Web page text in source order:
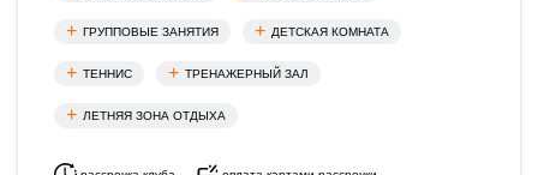
ГРУППОВЫЕ ЗАНЯТИЯ ДЕТСКАЯ КОМНАТА
ТЕННИС ТРЕНАЖЕРНЫЙ ЗАЛ
ЛЕТНЯЯ ЗОНА ОТДЫХА